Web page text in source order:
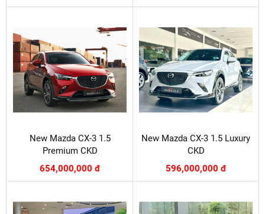
New Mazda CX-3 1.5
Premium CKD
654,000,000 đ
New Mazda CX-3 1.5 Luxury
CKD
596,000,000 đ